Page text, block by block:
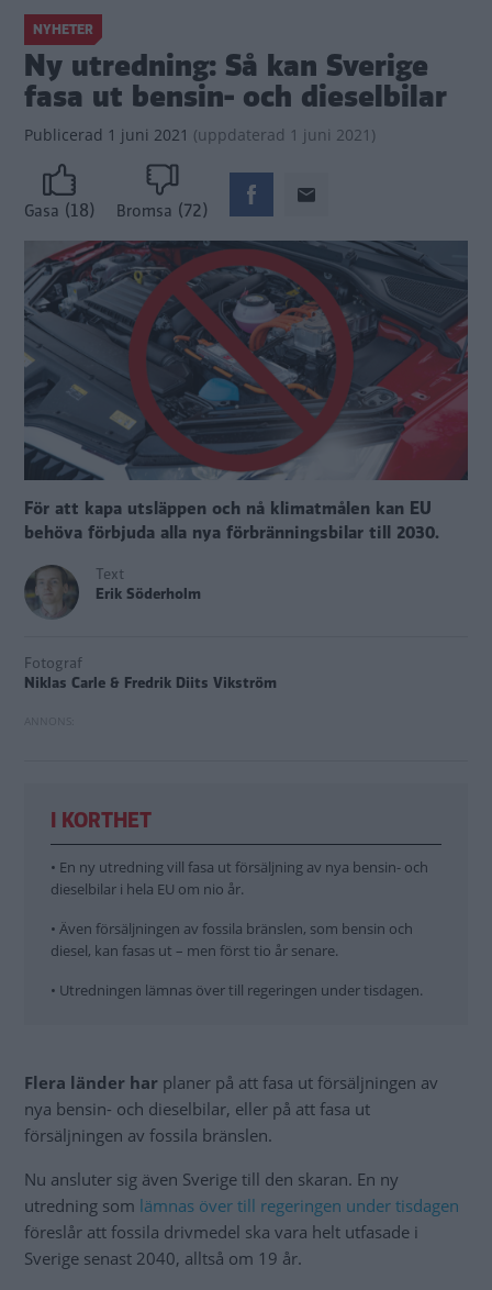
NYHETER
Ny utredning: Så kan Sverige
fasa ut bensin- och dieselbilar
Publicerad 1 juni 2021 (uppdaterad 1 juni 2021)
Gasa (18) Bromsa (72)
För att kapa utsläppen och nå klimatmålen kan EU
behöva förbjuda alla nya förbränningsbilar till 2030.
Text
Erik Söderholm
Fotograf
Niklas Carle & Fredrik Diits Vikström
I KORTHET
• En ny utredning vill fasa ut försäljning av nya bensin- och
dieselbilar i hela EU om nio år.
• Även försäljningen av fossila bränslen, som bensin och
diesel, kan fasas ut – men först tio år senare.
• Utredningen lämnas över till regeringen under tisdagen.
Flera länder har planer på att fasa ut försäljningen av
nya bensin- och dieselbilar, eller på att fasa ut
försäljningen av fossila bränslen.
Nu ansluter sig även Sverige till den skaran. En ny
utredning som lämnas över till regeringen under tisdagen
föreslår att fossila drivmedel ska vara helt utfasade i
Sverige senast 2040, alltså om 19 år.